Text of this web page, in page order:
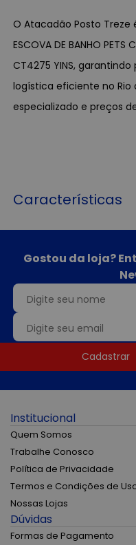
O Atacadão Posto Treze
ESCOVA DE BANHO PETS
CT4275 YINS,
logística eficiente no Rio
especializado e preços
Características
Gostou da loja?
Cadastrar
Institucional
Quem Somos
Trabalhe Conosco
Política de Privacidade
Termos e Condições de
Nossas Lojas
Dúvidas
Formas de Pagamento